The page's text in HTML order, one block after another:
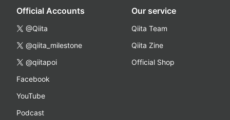
Official Accounts
@Qiita
@qiita_milestone
@qiitapoi
Facebook
YouTube
Podcast
Our service
Qiita Team
Qiita Zine
Official Shop